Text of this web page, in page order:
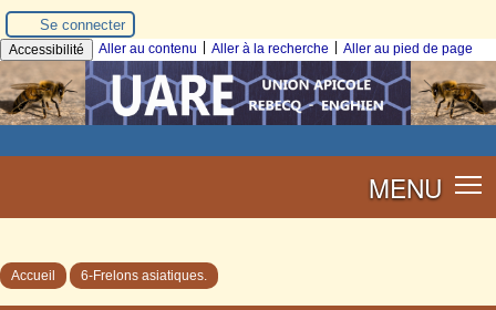
Se connecter
Accessibilité Aller au contenu Aller à la recherche Aller au pied de page
MENU
Accueil 6-Frelons asiatiques.